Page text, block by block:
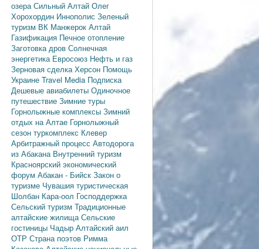
озераСильный Алтай Олег
Хорохордин Иннополис Зеленый
туризм ВК Манжерок Алтай
Газификация Печное отопление
Заготовка дров Солнечная
энергетика Евросоюз Нефть и газ
Зерновая сделкаХерсон Помощь
Украине Travel Media Подписка
Дешевые авиабилеты Одиночное
путешествие Зимние туры
Горнолыжные комплексы Зимний
отдых на Алтае Горнолыжный
сезон туркомплекс Клевер
Арбитражный процесс Автодорога
из Абакана Внутренний туризм
Красноярский экономический
форум Абакан - Бийск Закон о
туризме Чувашия туристическая
Шолбан Кара-оол Господдержка
Сельский туризм Традиционные
алтайские жилищаСельские
гостиницы Чадыр Алтайский аил
ОТР Страна поэтов Римма